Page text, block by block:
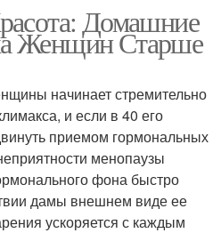
Домашние
Женщин Старше
начинает стремительно
и если в 40 его
приемом гормональных
менопаузы
фона быстро
дамы внешнем виде ее
ускоряется с каждым